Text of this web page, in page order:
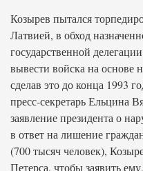
Козырев пытался
Латвией, в обход
государственной
вывести войска на основе
сделав это до конца 1993
пресс-секретарь Ельцина
заявление президента о
в ответ на лишение
(700 тысяч человек),
Петерса, чтобы заявить